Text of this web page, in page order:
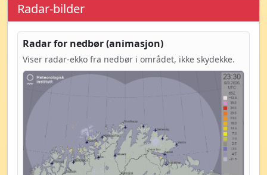
Radar-bilder
Radar for nedbør (animasjon)
Viser radar-ekko fra nedbør i området, ikke skydekke.